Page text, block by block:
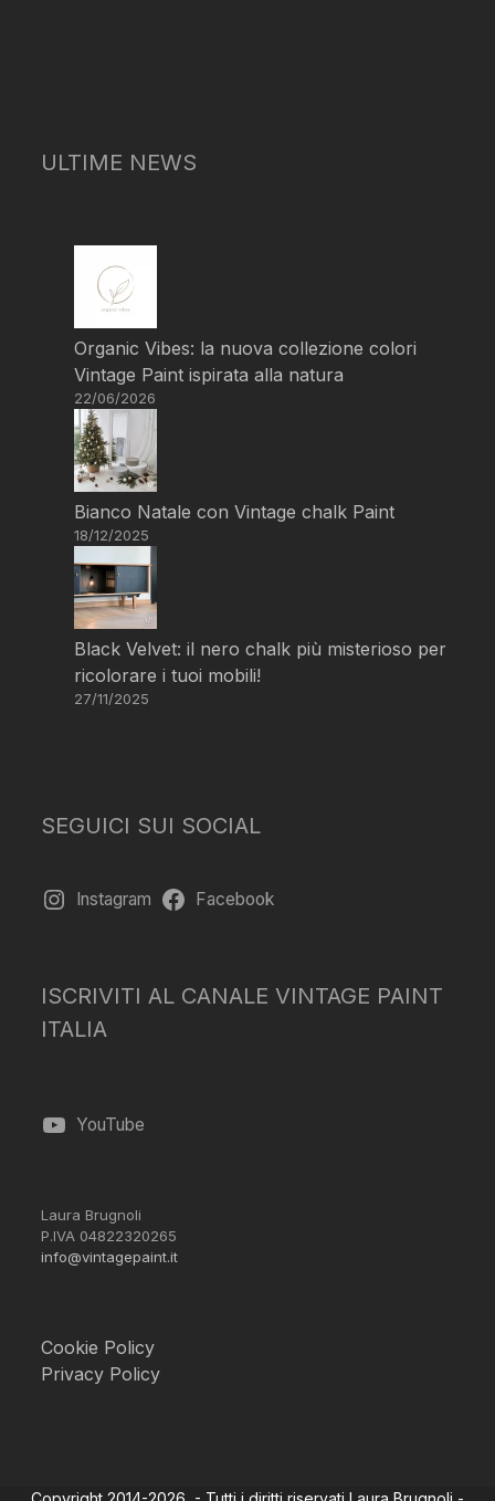
ULTIME NEWS
Organic Vibes: la nuova collezione colori
Vintage Paint ispirata alla natura
22/06/2026
Bianco Natale con Vintage chalk Paint
18/12/2025
Black Velvet: il nero chalk più misterioso per
ricolorare i tuoi mobili!
27/11/2025
SEGUICI SUI SOCIAL
Instagram Facebook
ISCRIVITI AL CANALE VINTAGE PAINT
ITALIA
YouTube
Laura Brugnoli
P.IVA 04822320265
info@vintagepaint.it
Cookie Policy
Privacy Policy